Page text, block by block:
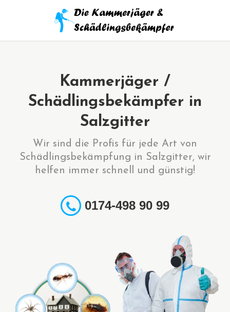
Kammerjäger /
Schädlingsbekämpfer in
Salzgitter
Wir sind die Profis für jede Art von
Schädlingsbekämpfung in Salzgitter, wir
helfen immer schnell und günstig!
0174-498 90 99